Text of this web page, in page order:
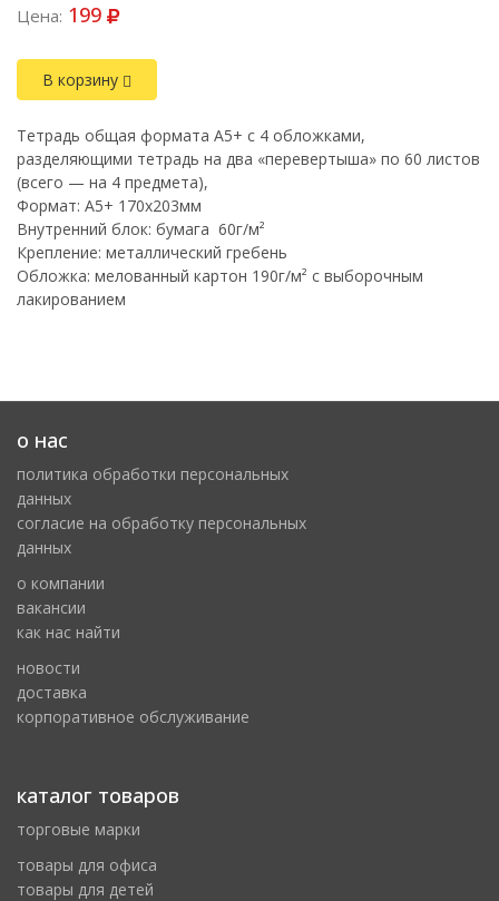
Цена: 199
В корзину
Тетрадь общая формата А5+ с 4 обложками,
разделяющими тетрадь на два «перевертыша» по 60 листов
(всего — на 4 предмета),
Формат: A5+ 170х203мм
Внутренний блок: бумага 60г/м²
Крепление: металлический гребень
Обложка: мелованный картон 190г/м² с выборочным
лакированием
о нас
политика обработки персональных
данных
cогласие на обработку персональных
данных
о компании
вакансии
как нас найти
новости
доставка
корпоративное обслуживание
каталог товаров
торговые марки
товары для офиса
товары для детей